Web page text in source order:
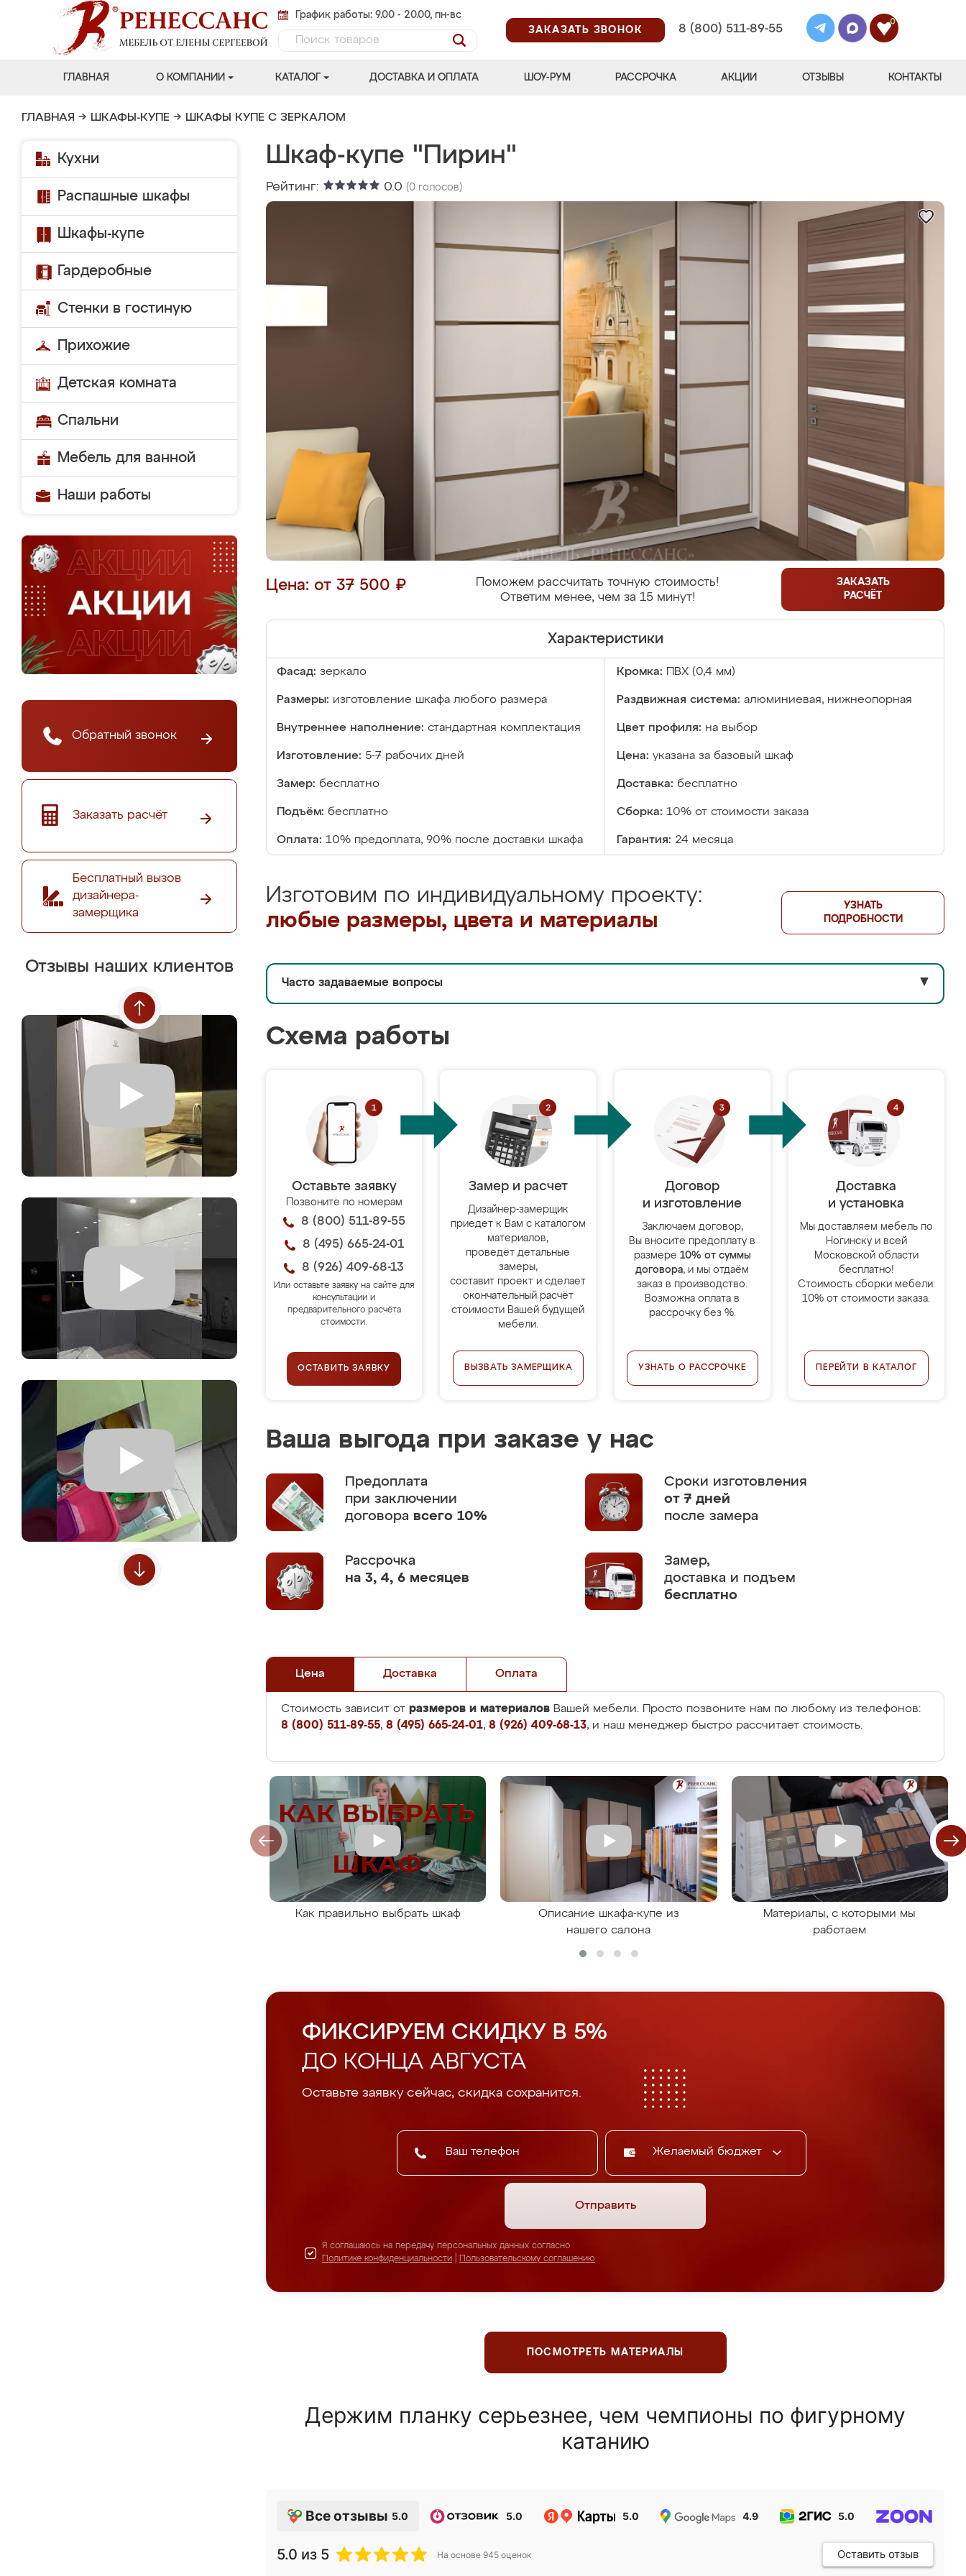
График работы: 9.00 - 20.00, пн-вс
ЗАКАЗАТЬ ЗВОНОК
8 (800) 511-89-55
0
ГЛАВНАЯ О КОМПАНИИ КАТАЛОГ ДОСТАВКА И ОПЛАТА ШОУ-РУМ РАССРОЧКА АКЦИИ ОТЗЫВЫ КОНТАКТЫ
ГЛАВНАЯ → ШКАФЫ-КУПЕ → ШКАФЫ КУПЕ С ЗЕРКАЛОМ
Кухни
Распашные шкафы
Шкафы-купе
Гардеробные
Стенки в гостиную
Прихожие
Детская комната
Спальни
Мебель для ванной
Наши работы
Обратный звонок
Заказать расчёт
Бесплатный вызов
дизайнера-
замерщика
Отзывы наших клиентов
Шкаф-купе "Пирин"
Рейтинг: 0.0 (0 голосов)
Цена: от 37 500 ₽
Поможем рассчитать точную стоимость!
Ответим менее, чем за 15 минут!
ЗАКАЗАТЬ
РАСЧЁТ
Характеристики
Фасад: зеркало Кромка: ПВХ (0,4 мм)
Размеры: изготовление шкафа любого размера Раздвижная система: алюминиевая, нижнеопорная
Внутреннее наполнение: стандартная комплектация Цвет профиля: на выбор
Изготовление: 5-7 рабочих дней Цена: указана за базовый шкаф
Замер: бесплатно Доставка: бесплатно
Подъём: бесплатно Сборка: 10% от стоимости заказа
Оплата: 10% предоплата, 90% после доставки шкафа Гарантия: 24 месяца
Изготовим по индивидуальному проекту:
любые размеры, цвета и материалы
УЗНАТЬ
ПОДРОБНОСТИ
Часто задаваемые вопросы ▼
Схема работы
Оставьте заявку
Позвоните по номерам
8 (800) 511-89-55
8 (495) 665-24-01
8 (926) 409-68-13
Или оставьте заявку на сайте для
консультации и
предварительного расчёта
стоимости.
ОСТАВИТЬ ЗАЯВКУ
Замер и расчет
Дизайнер-замерщик
приедет к Вам с каталогом
материалов,
проведёт детальные
замеры,
составит проект и сделает
окончательный расчёт
стоимости Вашей будущей
мебели.
ВЫЗВАТЬ ЗАМЕРЩИКА
Договор
и изготовление
Заключаем договор,
Вы вносите предоплату в
размере 10% от суммы
договора, и мы отдаём
заказ в производство.
Возможна оплата в
рассрочку без %.
УЗНАТЬ О РАССРОЧКЕ
Доставка
и установка
Мы доставляем мебель по
Ногинску и всей
Московской области
бесплатно!
Стоимость сборки мебели:
10% от стоимости заказа.
ПЕРЕЙТИ В КАТАЛОГ
Ваша выгода при заказе у нас
Предоплата
при заключении
договора всего 10%
Сроки изготовления
от 7 дней
после замера
Рассрочка
на 3, 4, 6 месяцев
Замер,
доставка и подъем
бесплатно
Цена Доставка Оплата
Стоимость зависит от размеров и материалов Вашей мебели. Просто позвоните нам по любому из телефонов:
8 (800) 511-89-55, 8 (495) 665-24-01, 8 (926) 409-68-13, и наш менеджер быстро рассчитает стоимость.
Как правильно выбрать шкаф
Описание шкафа-купе из
нашего салона
Материалы, с которыми мы
работаем
ФИКСИРУЕМ СКИДКУ В 5%
ДО КОНЦА АВГУСТА
Оставьте заявку сейчас, скидка сохранится.
Желаемый бюджет
Отправить
Я соглашаюсь на передачу персональных данных согласно
Политике конфиденциальности
Пользовательскому соглашению
ПОСМОТРЕТЬ МАТЕРИАЛЫ
Держим планку серьезнее, чем чемпионы по фигурному
катанию
Все отзывы 5.0 5.0 5.0 4.9 5.0
5.0 из 5 На основе 945 оценок Оставить отзыв